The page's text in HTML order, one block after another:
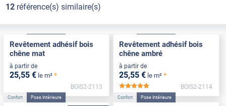
12référence(s) similaire(s)
Revêtement adhésif bois
chêne mat
à partir de
25,55 € le m² *
BOIS2-2113
Revêtement adhésif bois
chêne ambré
à partir de
25,55 € le m² *
BOIS2-2114
Confort Pose Intérieure Confort Pose Intérieure